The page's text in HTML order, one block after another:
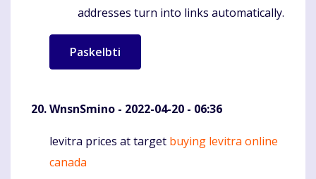
addresses turn into links automatically.
WnsnSmino - 2022-04-20 - 06:36
Komentaras
levitra prices at target buying levitra online
canada